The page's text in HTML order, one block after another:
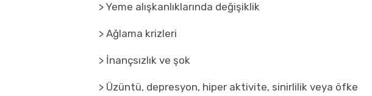
> Yeme alışkanlıklarında değişiklik
> Ağlama krizleri
> İnançsızlık ve şok
> Üzüntü, depresyon, hiper aktivite, sinirlilik veya öfke